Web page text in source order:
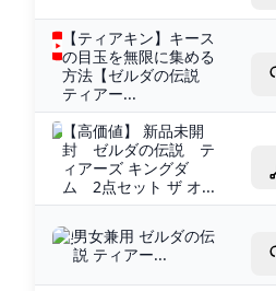
【ティアキン】キース
の目玉を無限に集める
方法【ゼルダの伝説
ティアー...
【高価値】 新品未開
封 ゼルダの伝説 テ
ィアーズ キングダ
ム 2点セット ザ オ...
男女兼用 ゼルダの伝
説 ティアー...